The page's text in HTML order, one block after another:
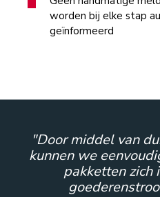
worden bij elke stap
geïnformeerd
"Door middel van
kunnen we
pakketten zich